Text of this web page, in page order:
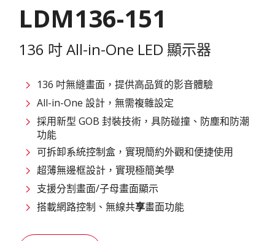
LDM136-151
136 吋 All-in-One LED 顯示器
136 吋無縫畫面，提供高品質的影音體驗
All-in-One 設計，無需複雜設定
採用新型 GOB 封裝技術，具防碰撞、防塵和防潮
功能
可拆卸系統控制盒，實現簡約外觀和便捷使用
超薄無邊框設計，實現極簡美學
支援分割畫面/子母畫面顯示
搭載網路控制、無線共享畫面功能